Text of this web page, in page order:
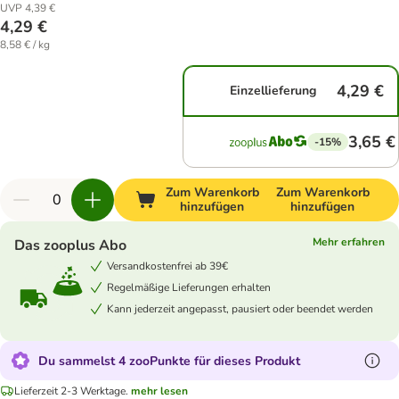
UVP 4,39 €
4,29 €
8,58 € / kg
Einzellieferung 4,29 €
-15% 3,65 €
Zum Warenkorb
hinzufügen
Zum Warenkorb
hinzufügen
Das zooplus Abo
Mehr erfahren
Versandkostenfrei ab 39€
Regelmäßige Lieferungen erhalten
Kann jederzeit angepasst, pausiert oder beendet werden
Du sammelst 4 zooPunkte für dieses Produkt
Lieferzeit 2-3 Werktage. mehr lesen